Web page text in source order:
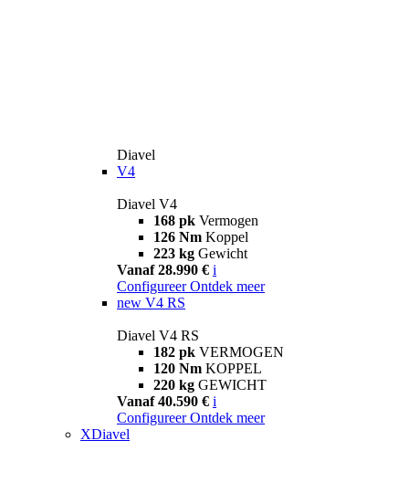
Diavel
V4
Diavel V4
168 pk Vermogen
126 Nm Koppel
223 kg Gewicht
Vanaf 28.990 € i
Configureer Ontdek meer
new V4 RS
Diavel V4 RS
182 pk VERMOGEN
120 Nm KOPPEL
220 kg GEWICHT
Vanaf 40.590 € i
Configureer Ontdek meer
XDiavel